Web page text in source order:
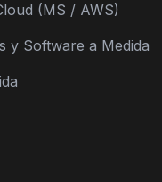
(MS / AWS)
y Software a Medida